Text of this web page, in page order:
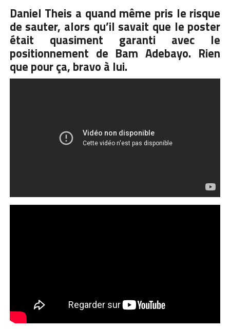
Daniel Theis a quand même pris le risque
de sauter, alors qu’il savait que le poster
était quasiment garanti avec le
positionnement de Bam Adebayo. Rien
que pour ça, bravo à lui.